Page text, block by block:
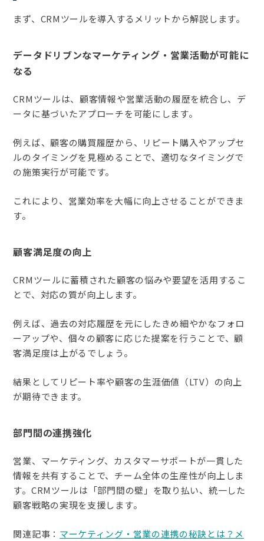
まず、CRMツールを導入するメリットから解説します。
データドリブンなマーケティング・営業活動が可能に
なる
CRMツールは、顧客情報や営業活動の履歴を統合し、デ
ータに基づいたアプローチを可能にします。
例えば、顧客の購買履歴から、リピート購入やアップセ
ルのタイミングを見極めることで、適切なタイミングで
の施策実行が可能です。
これにより、営業効率を大幅に向上させることができま
す。
顧客満足度の向上
CRMツールに蓄積された顧客の悩みや要望を活用するこ
とで、対応の質が向上します。
例えば、過去の対応履歴を元にしたきめ細やかなフォロ
ーアップや、個々の顧客に応じた提案を行うことで、顧
客満足度は上がるでしょう。
結果としてリピート率や顧客の生涯価値（LTV）の向上
が期待できます。
部門間の連携強化
営業、マーケティング、カスタマーサポートが一貫した
情報を共有することで、チーム全体の生産性が向上しま
す。CRMツールは「部門間の壁」を取り払い、統一した
顧客戦略の実現を支援します。
関連記事： マーケティング・営業の連携の秘訣とは？メ